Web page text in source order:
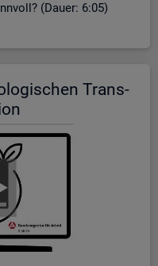
(Dauer: 6:05)
Trans­